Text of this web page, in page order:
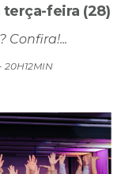
veja os
feira (28)
20H12MIN